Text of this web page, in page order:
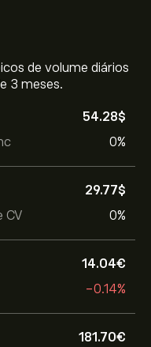
de volume diários
3 meses.
54.28‎$‎
0%
CV
29.77‎$‎
0%
14.04‎€‎
-0.14%
181.70‎€‎